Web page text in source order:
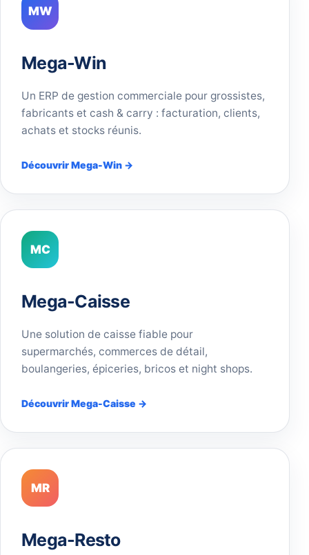
MW
Mega-Win
Un ERP de gestion commerciale pour grossistes,
fabricants et cash & carry : facturation, clients,
achats et stocks réunis.
Découvrir Mega-Win →
MC
Mega-Caisse
Une solution de caisse fiable pour
supermarchés, commerces de détail,
boulangeries, épiceries, bricos et night shops.
Découvrir Mega-Caisse →
MR
Mega-Resto